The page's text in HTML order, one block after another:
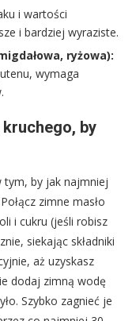
i wartości
i bardziej wyraziste.
ryżowa):
wymaga
by
tym, by jak najmniej
zimne masło
i cukru (jeśli robisz
siekając składniki
aż uzyskasz
dodaj zimną wodę
Szybko zagnieć je